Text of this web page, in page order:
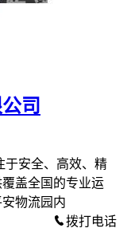
司
于安全、高效、精
盖全国的专业运
物流园内
拨打电话